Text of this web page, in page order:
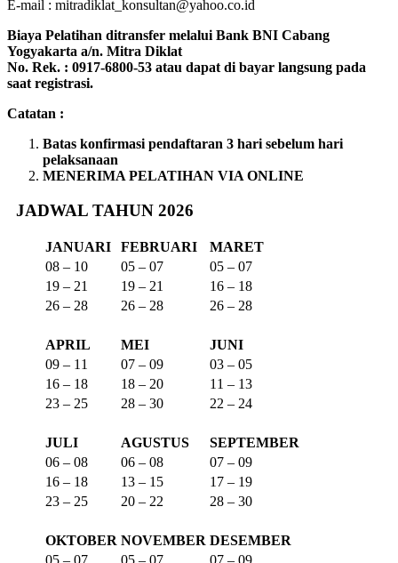
E-mail : mitradiklat_konsultan@yahoo.co.id
Biaya Pelatihan ditransfer melalui Bank BNI Cabang
Yogyakarta a/n. Mitra Diklat
No. Rek. : 0917-6800-53 atau dapat di bayar langsung pada
saat registrasi.
Catatan :
Batas konfirmasi pendaftaran 3 hari sebelum hari
pelaksanaan
MENERIMA PELATIHAN VIA ONLINE
JADWAL TAHUN 2026
JANUARI FEBRUARI
MARET
08 – 10
05 – 07
05 – 07
19 – 21
19 – 21
16 – 18
26 – 28
26 – 28 26 – 28
APRIL MEI
JUNI
09 – 11
07 – 09
03 – 05
16 – 18
18 – 20
11 – 13
23 – 25
28 – 30 22 – 24
JULI AGUSTUS
SEPTEMBER
06 – 08
06 – 08
07 – 09
16 – 18
13 – 15
17 – 19
23 – 25
20 – 22 28 – 30
OKTOBER NOVEMBER DESEMBER